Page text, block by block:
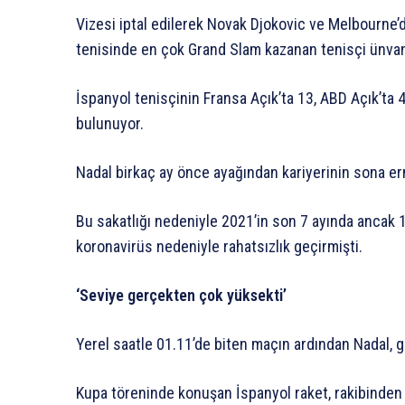
Vizesi iptal edilerek Novak Djokovic ve
tenisinde en çok Grand Slam kazanan tenisçi
İspanyol tenisçinin Fransa Açık’ta 13, ABD
bulunuyor.
Nadal birkaç ay önce ayağından kariyerinin sona
Bu sakatlığı nedeniyle 2021’in son 7 ayında
koronavirüs nedeniyle rahatsızlık geçirmişti.
‘Seviye gerçekten çok yüksekti’
Yerel saatle 01.11’de biten maçın ardından Nadal,
Kupa töreninde konuşan İspanyol raket,